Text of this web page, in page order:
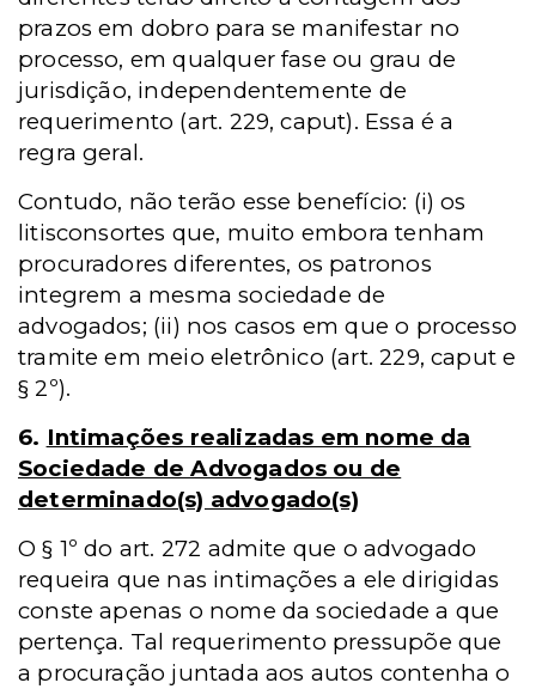
prazos em dobro para se manifestar no
processo, em qualquer fase ou grau de
jurisdição, independentemente de
requerimento (art. 229, caput). Essa é a
regra geral.
Contudo, não terão esse benefício: (i) os
litisconsortes que, muito embora tenham
procuradores diferentes, os patronos
integrem a mesma sociedade de
advogados; (ii) nos casos em que o processo
tramite em meio eletrônico (art. 229, caput e
§ 2º).
6. Intimações realizadas em nome da
Sociedade de Advogados ou de
determinado(s) advogado(s)
O § 1º do art. 272 admite que o advogado
requeira que nas intimações a ele dirigidas
conste apenas o nome da sociedade a que
pertença. Tal requerimento pressupõe que
a procuração juntada aos autos contenha o